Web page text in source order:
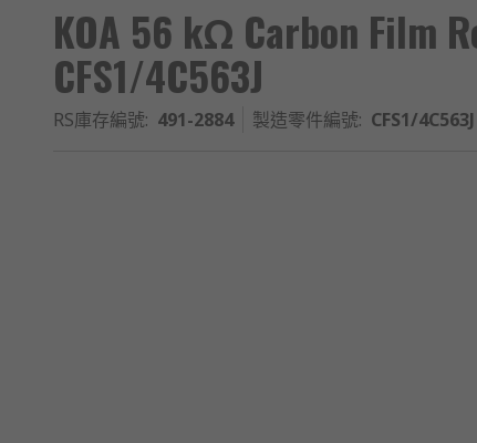
KOA 56 kΩ Carbon Film
CFS1/4C563J
RS庫存編號: 491-2884 製造零件編號: CFS1/4C563J